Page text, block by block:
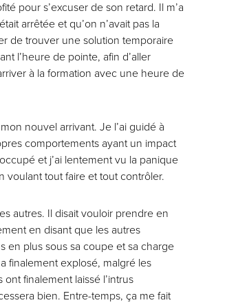
pour s’excuser de son retard. Il m’a
arrêtée et qu’on n’avait pas la
de trouver une solution temporaire
l’heure de pointe, afin d’aller
à la formation avec une heure de
nouvel arrivant. Je l’ai guidé à
comportements ayant un impact
et j’ai lentement vu la panique
voulant tout faire et tout contrôler.
autres. Il disait vouloir prendre en
en disant que les autres
en plus sous sa coupe et sa charge
finalement explosé, malgré les
finalement laissé l’intrus
bien. Entre-temps, ça me fait